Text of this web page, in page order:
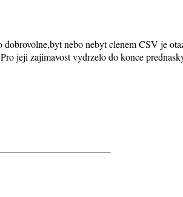
nebo nebyt clenem CSV je
jeji zajimavost vydrzelo do konce